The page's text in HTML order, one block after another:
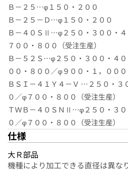
Ｂ－２５…φ１５０・２００
Ｂ－２５－Ｄ…φ１５０・２００
Ｂ－４０ＳⅡ…φ２５０・３００・
７００・８００（受注生産）
Ｂ－５２Ｓ…φ２５０・３００・４
００・８００／φ９００・１，０００
ＢＳＩ－４１Ｙ４－Ｖ …２５０・３
０／φ７００・８００（受注生産）
ＴＷＢ－４０ＳＮⅡ…φ２５０・３０
０／φ７００・８００（受注生産）
仕様
大Ｒ部品
機種により加工できる直径は異な